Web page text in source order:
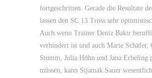
fortgeschritten. Gerade die Resultate
lassen den SC 13 Tross sehr
Auch wenn Trainer Deniz Bakir
verhindert ist und auch Marie Schäfer,
Stumm, Julia Höhn und Jana Erbeling
müssen, kann Sijamak Sauer wesentlich